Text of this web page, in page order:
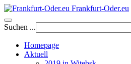
Frankfurt-Oder.eu
Suchen ...
Homepage
Aktuell